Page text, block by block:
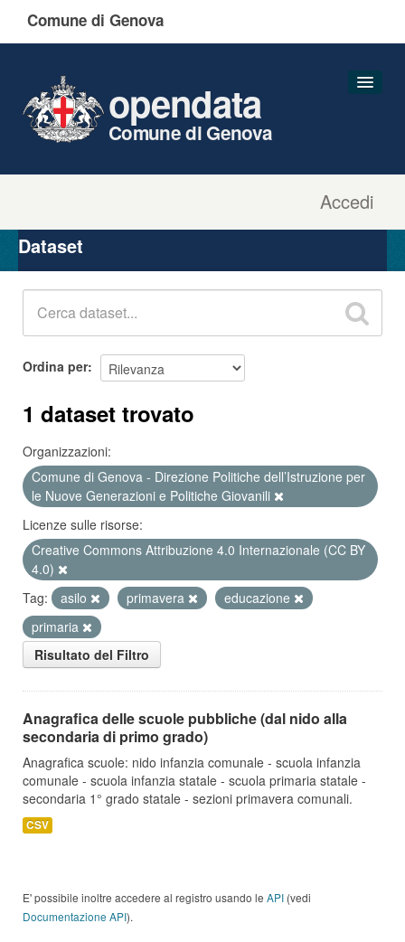
Comune di Genova
Accedi
opendata
Comune di Genova
Organizzazioni
Gruppi
Dataset
Ordina per
1 dataset trovato
Organizzazioni:
Comune di Genova - Direzione Politiche dell’Istruzione per
le Nuove Generazioni e Politiche Giovanili
Licenze sulle risorse:
Creative Commons Attribuzione 4.0 Internazionale (CC BY
4.0)
Tag:
asilo primavera
educazione
primaria
Risultato del Filtro
Anagrafica delle scuole pubbliche (dal nido alla
secondaria di primo grado)
Anagrafica scuole: nido infanzia comunale - scuola infanzia
comunale - scuola infanzia statale - scuola primaria statale -
secondaria 1° grado statale - sezioni primavera comunali.
CSV
E' possibile inoltre accedere al registro usando le API (vedi
Documentazione API).